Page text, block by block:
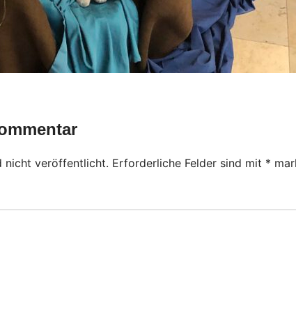
nicht veröffentlicht. Erforderliche Felder sind mit *